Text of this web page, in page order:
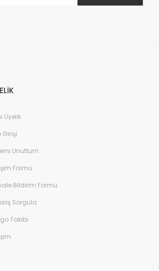
Üyelik
Girişi
Unuttum
Formu
Bildirim Formu
Sorgula
Takibi